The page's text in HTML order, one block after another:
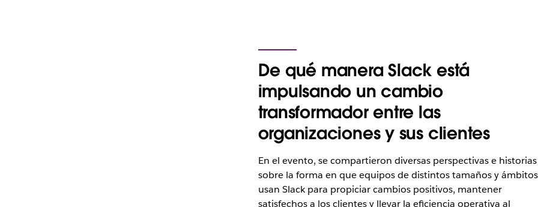
De qué manera Slack está
impulsando un cambio
transformador entre las
organizaciones y sus clientes
En el evento, se compartieron diversas perspectivas e historias
sobre la forma en que equipos de distintos tamaños y ámbitos
usan Slack para propiciar cambios positivos, mantener
satisfechos a los clientes y llevar la eficiencia operativa al